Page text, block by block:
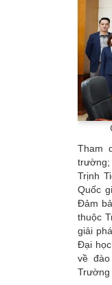
Tham
Trịnh
Quốc
Đảm
thuộc
giải
Đại
về
Trường